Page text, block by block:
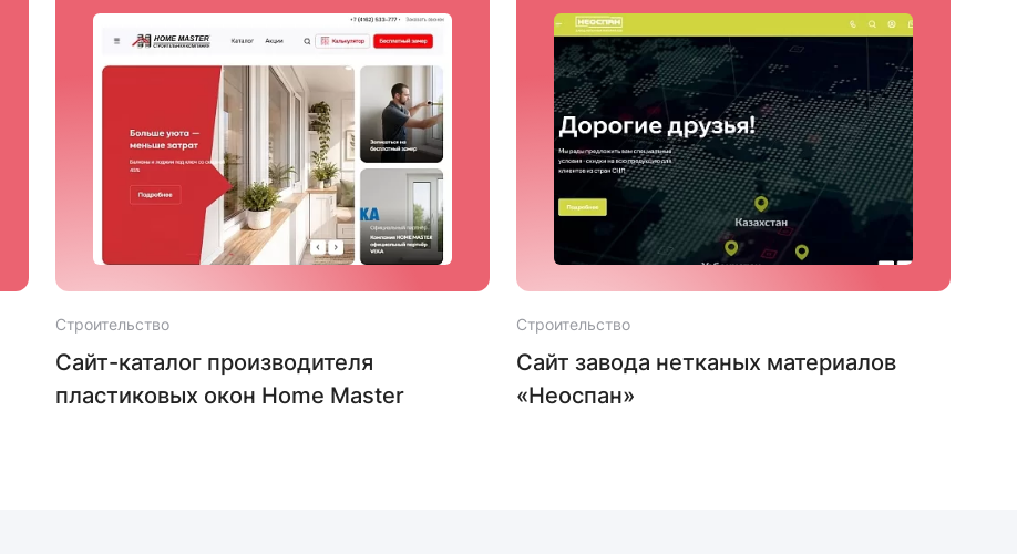
Строительство
Сайт-каталог производителя
пластиковых окон Home Master
Строительство
Сайт завода нетканых материалов
«Неоспан»